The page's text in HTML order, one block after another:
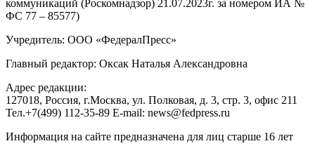
коммуникаций (Роскомнадзор) 21.07.2023г. за номером ИА №
ФС 77 – 85577)
Учредитель: ООО «ФедералПресс»
Главный редактор: Оксак Наталья Александровна
Адрес редакции:
127018, Россия, г.Москва, ул. Полковая, д. 3, стр. 3, офис 211
Тел.+7(499) 112-35-89 E-mail: news@fedpress.ru
Информация на сайте предназначена для лиц старше 16 лет